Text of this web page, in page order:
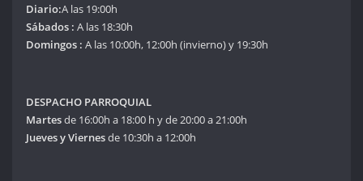
Diario:A las 19:00h
Sábados : A las 18:30h
Domingos : A las 10:00h, 12:00h (invierno) y 19:30h
DESPACHO PARROQUIAL
Martesde 16:00h a 18:00 h y de 20:00 a 21:00h
Jueves y Viernesde 10:30h a 12:00h